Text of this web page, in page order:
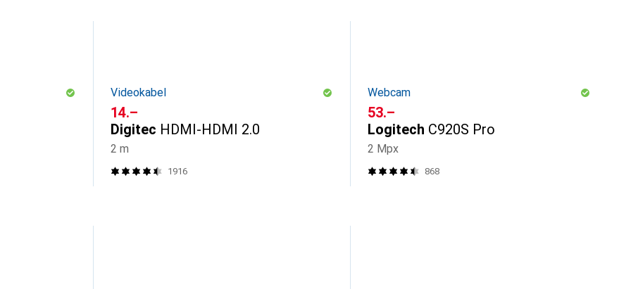
Videokabel
CHF
14.–
Digitec HDMI-HDMI 2.0
2 m
1916
Webcam
CHF
53.–
Logitech C920S Pro
2 Mpx
868